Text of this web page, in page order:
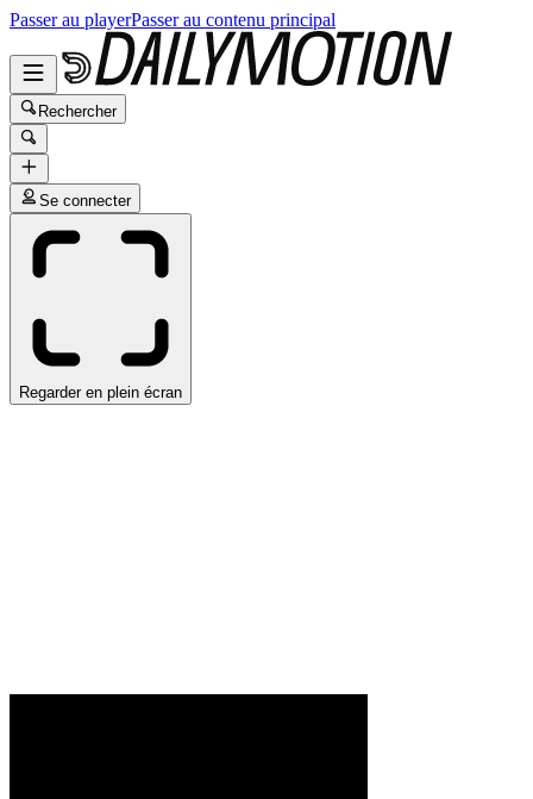
Passer au playerPasser au contenu principal
Rechercher
Se connecter
Regarder en plein écran